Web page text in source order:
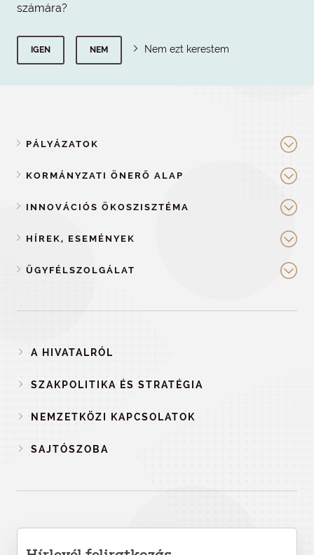
számára?
IGEN NEM Nem ezt kerestem
PÁLYÁZATOK
KORMÁNYZATI ÖNERŐ ALAP
INNOVÁCIÓS ÖKOSZISZTÉMA
HÍREK, ESEMÉNYEK
ÜGYFÉLSZOLGÁLAT
A HIVATALRÓL
SZAKPOLITIKA ÉS STRATÉGIA
NEMZETKÖZI KAPCSOLATOK
SAJTÓSZOBA